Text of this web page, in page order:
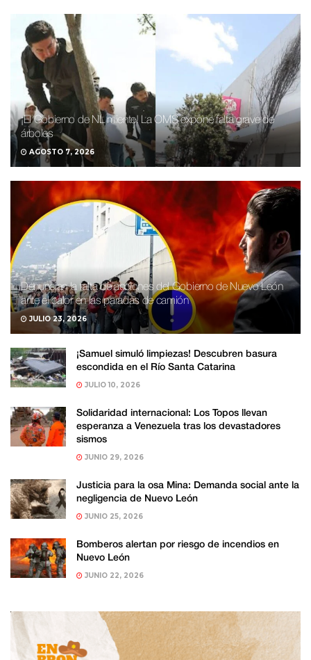
¡El Gobierno de NL miente! La OMS expone falta grave de
árboles
AGOSTO 7, 2026
Denuncian la falta de acciones del Gobierno de Nuevo León
ante el calor en las paradas de camión
JULIO 23, 2026
¡Samuel simuló limpiezas! Descubren basura
escondida en el Río Santa Catarina
JULIO 10, 2026
Solidaridad internacional: Los Topos llevan
esperanza a Venezuela tras los devastadores
sismos
JUNIO 29, 2026
Justicia para la osa Mina: Demanda social ante la
negligencia de Nuevo León
JUNIO 25, 2026
Bomberos alertan por riesgo de incendios en
Nuevo León
JUNIO 22, 2026